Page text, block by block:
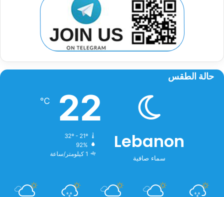
حالة الطقس
Lebanon
سماء صافية
22
℃
32º - 21º
92%
1 كيلومتر/ساعة